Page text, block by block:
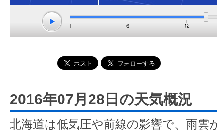
2016年07月28日の天気概況
北海道は低気圧や前線の影響で、雨雲